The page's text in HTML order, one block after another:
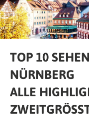
TOP 10
NÜRNBERG
ALLE